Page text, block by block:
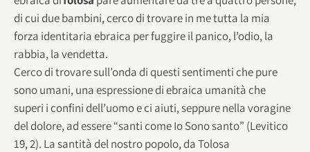
di cui due bambini, cerco di trovare in me tutta la mia
forza identitaria ebraica per fuggire il panico, l’odio, la
rabbia, la vendetta.
Cerco di trovare sull’onda di questi sentimenti che pure
sono umani, una espressione di ebraica umanità che
superi i confini dell’uomo e ci aiuti, seppure nella voragine
del dolore, ad essere “santi come Io Sono santo” (Levitico
19, 2). La santità del nostro popolo, da Tolosa